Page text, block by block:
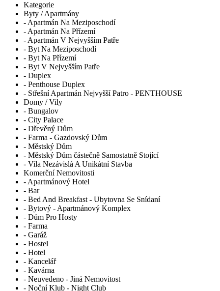
Kategorie
Byty / Apartmány
- Apartmán Na Meziposchodí
- Apartmán Na Přízemí
- Apartmán V Nejvyšším Patře
- Byt Na Meziposchodí
- Byt Na Přízemí
- Byt V Nejvyšším Patře
- Duplex
- Penthouse Duplex
- Střešní Apartmán Nejvyšší Patro - PENTHOUSE
Domy / Vily
- Bungalov
- City Palace
- Dřevěný Dům
- Farma - Gazdovský Dům
- Městský Dům
- Městský Dům částečně Samostatně Stojící
- Vila Nezávislá A Unikátní Stavba
Komerční Nemovitosti
- Apartmánový Hotel
- Bar
- Bed And Breakfast - Ubytovna Se Snídaní
- Bytový - Apartmánový Komplex
- Dům Pro Hosty
- Farma
- Garáž
- Hostel
- Hotel
- Kancelář
- Kavárna
- Neuvedeno - Jiná Nemovitost
- Noční Klub - Night Club